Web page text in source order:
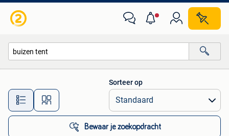
Alle afstanden…
Sorteer op
Bewaar je zoekopdracht